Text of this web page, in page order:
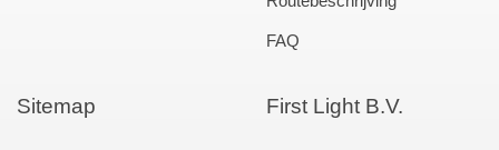
FAQ
Sitemap First Light B.V.